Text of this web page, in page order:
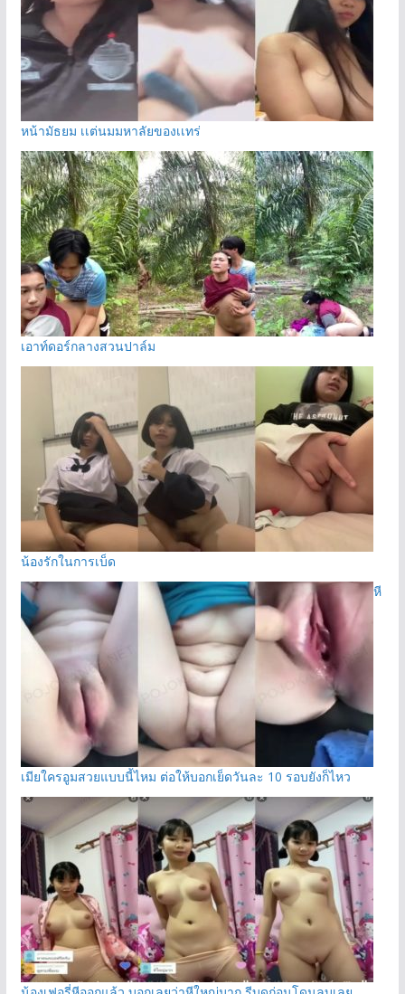
หน้ามัธยม เเต่นมมหาลัยของเเทร่
เอาท์ดอร์กลางสวนปาล์ม
น้องรักในการเบ็ด
หี
เมียใครอูมสวยแบบนี้ไหม ต่อให้บอกเย็ดวันละ 10 รอบยังก็ไหว